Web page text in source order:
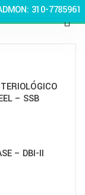
310-7785961
– SSB
– DBI-II
medicines